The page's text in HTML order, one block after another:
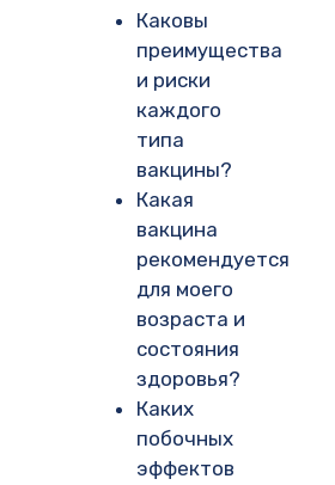
Каковы
преимущества
и риски
каждого
типа
вакцины?
Какая
вакцина
рекомендуется
для моего
возраста и
состояния
здоровья?
Каких
побочных
эффектов